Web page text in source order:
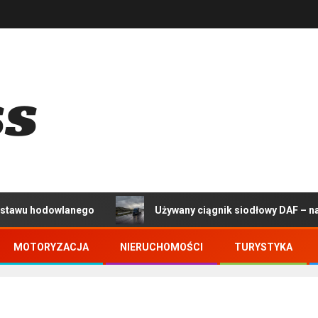
Używany ciągnik siodłowy DAF – na co
MOTORYZACJA NIERUCHOMOŚCI TURYSTYKA